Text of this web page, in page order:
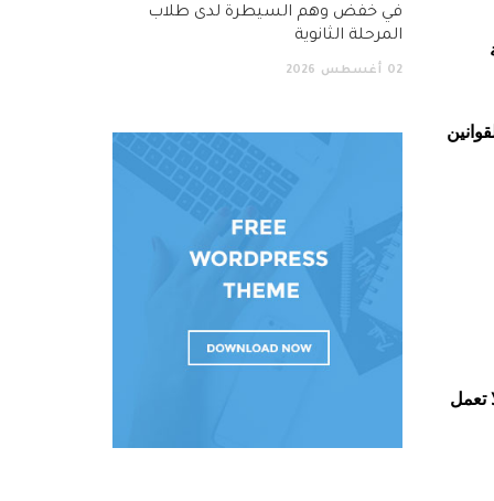
تعمل
في خفض وهم السيطرة لدى طلاب
المرحلة الثانوية
02 أغسطس 2026